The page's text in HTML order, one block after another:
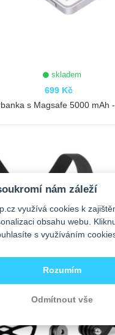
skladem
699 Kč
s Magsafe 5000 mAh
nám záleží
využívá cookies k
obsahu webu.
s využíváním
Rozumím
Odmítnout vše